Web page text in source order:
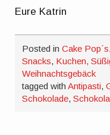
Eure Katrin
Posted inCake
Snacks, Kuchen,
Weihnachtsgebäck
tagged withAntipasti,
Schokolade,